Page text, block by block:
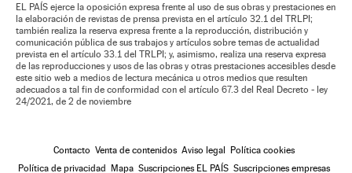
EL PAÍS ejerce la oposición expresa frente al uso de sus obras y prestaciones en
la elaboración de revistas de prensa prevista en el artículo 32.1 del TRLPI;
también realiza la reserva expresa frente a la reproducción, distribución y
comunicación pública de sus trabajos y artículos sobre temas de actualidad
prevista en el artículo 33.1 del TRLPI; y, asimismo, realiza una reserva expresa
de las reproducciones y usos de las obras y otras prestaciones accesibles desde
este sitio web a medios de lectura mecánica u otros medios que resulten
adecuados a tal fin de conformidad con el artículo 67.3 del Real Decreto - ley
24/2021, de 2 de noviembre
Contacto Venta de contenidos Aviso legal Política cookies
Política de privacidad Mapa Suscripciones EL PAÍS Suscripciones empresas